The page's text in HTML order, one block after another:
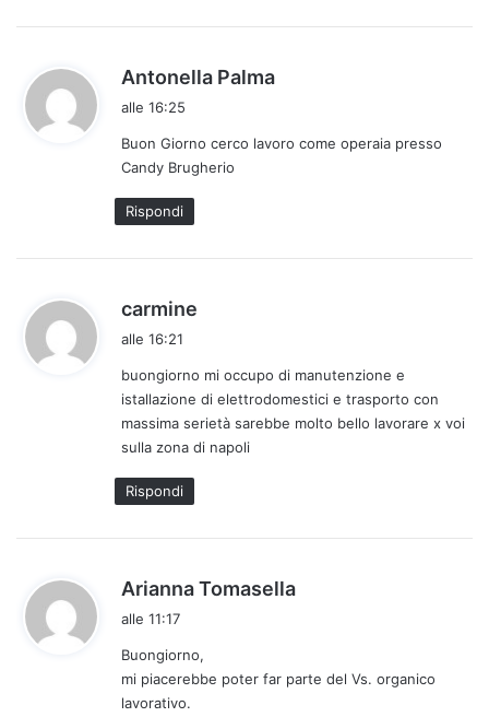
Antonella Palma
e
alle 16:25
Buon Giorno cerco lavoro come operaia presso
Candy Brugherio
Rispondi
carmine
e
t
t
o
alle 16:21
buongiorno mi occupo di manutenzione e
istallazione di elettrodomestici e trasporto con
massima serietà sarebbe molto bello lavorare x voi
sulla zona di napoli
Rispondi
Arianna Tomasella
t
alle 11:17
Buongiorno,
mi piacerebbe poter far parte del Vs. organico
lavorativo.